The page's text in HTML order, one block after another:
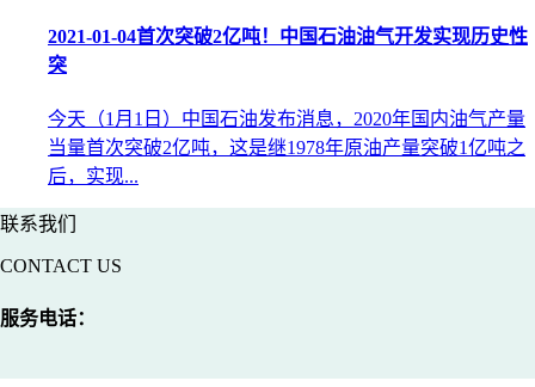
2021-01-04首次突破2亿吨！中国石油油气开发实现历史性
突
今天（1月1日）中国石油发布消息，2020年国内油气产量
当量首次突破2亿吨，这是继1978年原油产量突破1亿吨之
后，实现...
联系我们
CONTACT US
服务电话：